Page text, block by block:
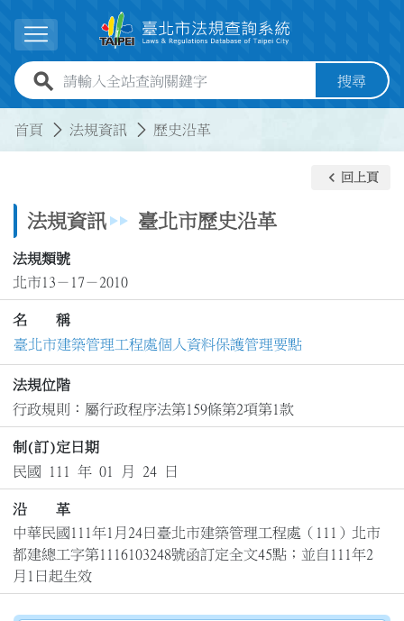
展開選單
全站查詢關鍵字欄位 搜尋
首頁 法規資訊 歷史沿革
法規資訊 臺北市歷史沿革
keyboard_arrow_left 回上頁
法規類號
北市13－17－2010
名 稱
臺北市建築管理工程處個人資料保護管理要點
法規位階
行政規則：屬行政程序法第159條第2項第1款
制(訂)定日期
民國 111 年 01 月 24 日
沿 革
中華民國111年1月24日臺北市建築管理工程處（111）北市
都建總工字第1116103248號函訂定全文45點；並自111年2
月1日起生效